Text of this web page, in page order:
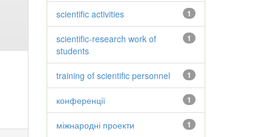
1
scientific activities
1
scientific-research work of
students
1
training of scientific personnel
1
конференції
1
міжнародні проекти